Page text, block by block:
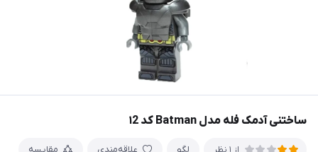
ساختنی آدمک فله مدل Batman کد ۱2
لگو علاقه‌مندی مقایسه